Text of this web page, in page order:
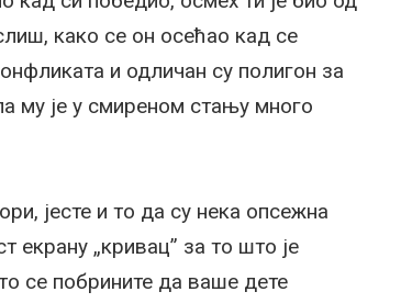
како се он осећао кад се
и одличан су полигон за
му је у смиреном стању много
јесте и то да су нека опсежна
екрану „кривац” за то што је
се побрините да ваше дете